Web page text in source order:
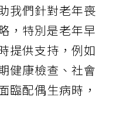
我們針對老年喪
，特別是老年早
提供支持，例如
健康檢查、社會
臨配偶生病時，